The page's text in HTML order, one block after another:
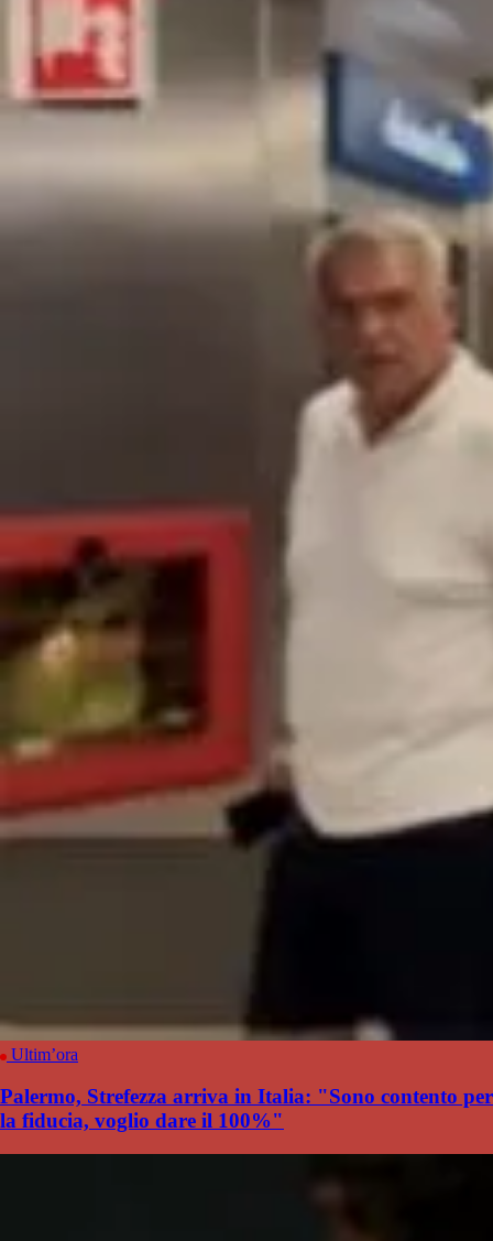
Ultim’ora
Palermo, Strefezza arriva in Italia: "Sono contento per
la fiducia, voglio dare il 100%"